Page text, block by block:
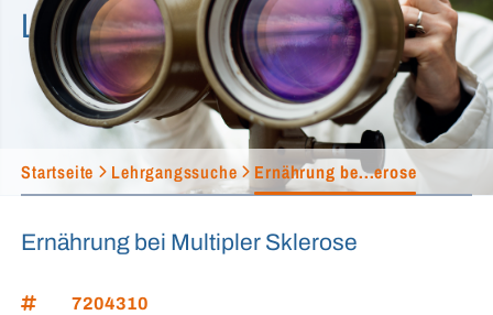
Lehrgangssuche
Startseite Lehrgangssuche Ernährung be...erose
Ernährung bei Multipler Sklerose
7204310